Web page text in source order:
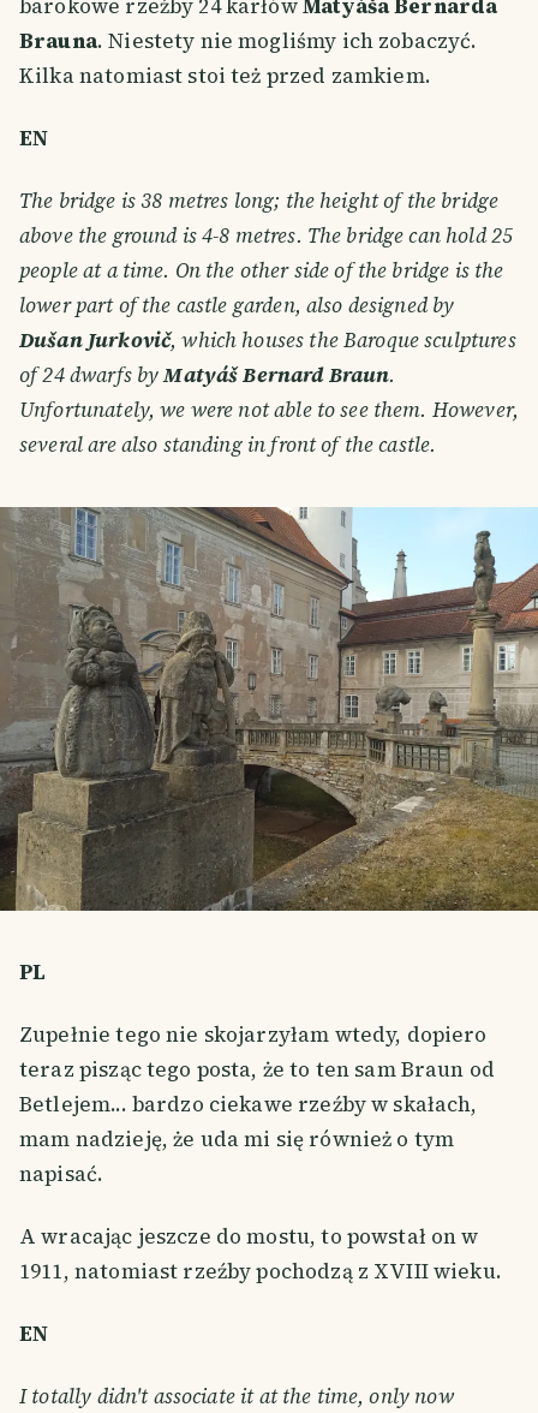
Brauna. Niestety nie mogliśmy ich zobaczyć.
Kilka natomiast stoi też przed zamkiem.
EN
The bridge is 38 metres long; the height of the bridge
above the ground is 4-8 metres. The bridge can hold 25
people at a time. On the other side of the bridge is the
lower part of the castle garden, also designed by
Dušan Jurkovič, which houses the Baroque sculptures
of 24 dwarfs byMatyáš Bernard Braun.
Unfortunately, we were not able to see them. However,
several are also standing in front of the castle.
PL
Zupełnie tego nie skojarzyłam wtedy, dopiero
teraz pisząc tego posta, że to ten sam Braun od
Betlejem... bardzo ciekawe rzeźby w skałach,
mam nadzieję, że uda mi się również o tym
napisać.
A wracając jeszcze do mostu, to powstał on w
1911, natomiast rzeźby pochodzą z XVIII wieku.
EN
I totally didn't associate it at the time, only now